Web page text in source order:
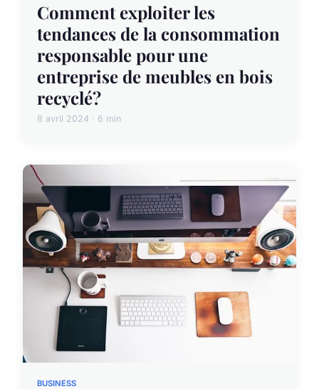
Comment exploiter les
tendances de la consommation
responsable pour une
entreprise de meubles en bois
recyclé?
8 avril 2024 · 6 min
BUSINESS